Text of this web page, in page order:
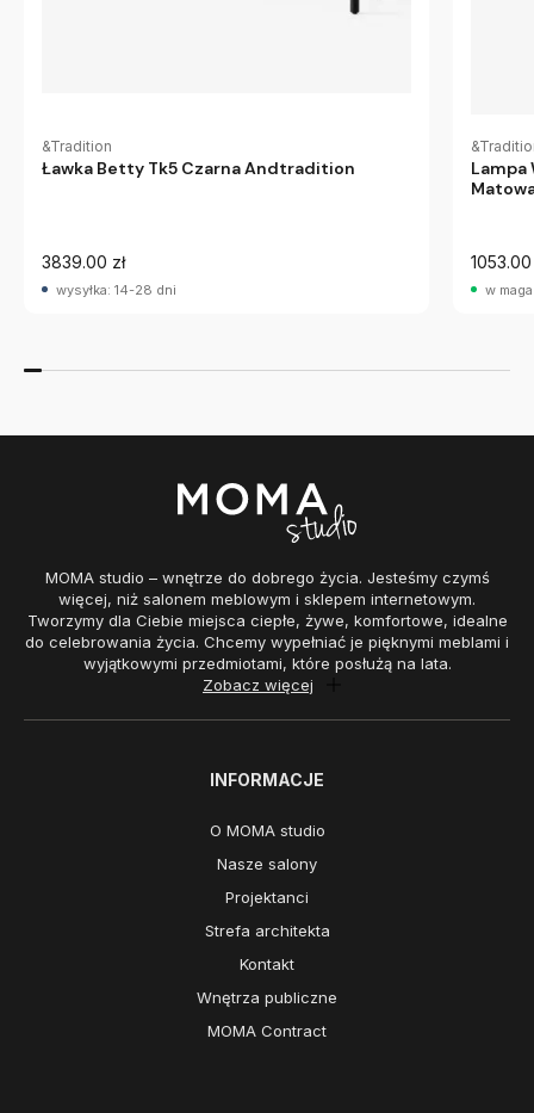
&Tradition
Ławka Betty Tk5 Czarna Andtradition
3839.00 zł
wysyłka: 14-28 dni
Lampa
1053.00
w
MOMA studio – wnętrze do dobrego życia. Jesteśmy czymś
więcej, niż salonem meblowym i sklepem internetowym.
Tworzymy dla Ciebie miejsca ciepłe, żywe, komfortowe, idealne
do celebrowania życia. Chcemy wypełniać je pięknymi meblami i
wyjątkowymi przedmiotami, które posłużą na lata.
Zobacz więcej
INFORMACJE
O MOMA studio
Nasze salony
Projektanci
Strefa architekta
Kontakt
Wnętrza publiczne
MOMA Contract